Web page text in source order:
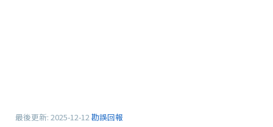
最後更新: 2025-12-12 勘誤回報